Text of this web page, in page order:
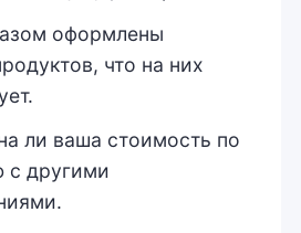
оформлены
что на них
ли ваша стоимость по
с другими